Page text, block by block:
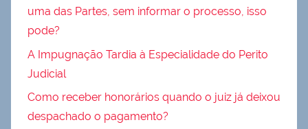
uma das Partes, sem informar o processo, isso
pode?
A Impugnação Tardia à Especialidade do Perito
Judicial
Como receber honorários quando o juiz já deixou
despachado o pagamento?